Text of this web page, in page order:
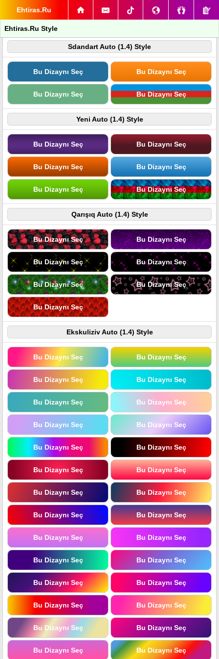
Ehtiras.Ru
Ehtiras.Ru Style
Sdandart Auto (1.4) Style
Bu Dizaynı Seç Bu Dizaynı Seç
Bu Dizaynı Seç Bu Dizaynı Seç
Yeni Auto (1.4) Style
Bu Dizaynı Seç Bu Dizaynı Seç
Bu Dizaynı Seç Bu Dizaynı Seç
Bu Dizaynı Seç Bu Dizaynı Seç
Qarışıq Auto (1.4) Style
Bu Dizaynı Seç Bu Dizaynı Seç
Bu Dizaynı Seç Bu Dizaynı Seç
Bu Dizaynı Seç Bu Dizaynı Seç
Bu Dizaynı Seç
Ekskuliziv Auto (1.4) Style
Bu Dizaynı Seç Bu Dizaynı Seç
Bu Dizaynı Seç Bu Dizaynı Seç
Bu Dizaynı Seç Bu Dizaynı Seç
Bu Dizaynı Seç Bu Dizaynı Seç
Bu Dizaynı Seç Bu Dizaynı Seç
Bu Dizaynı Seç Bu Dizaynı Seç
Bu Dizaynı Seç Bu Dizaynı Seç
Bu Dizaynı Seç Bu Dizaynı Seç
Bu Dizaynı Seç Bu Dizaynı Seç
Bu Dizaynı Seç Bu Dizaynı Seç
Bu Dizaynı Seç Bu Dizaynı Seç
Bu Dizaynı Seç Bu Dizaynı Seç
Bu Dizaynı Seç Bu Dizaynı Seç
Bu Dizaynı Seç Bu Dizaynı Seç